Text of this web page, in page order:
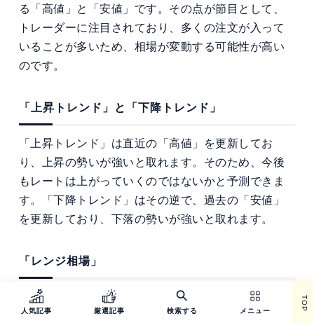
る「高値」と「安値」です。その点が節目として、
トレーダーに注目されており、多くの注文が入って
いることが多いため、相場が変動する可能性が高い
のです。
「上昇トレンド」と「下降トレンド」
「上昇トレンド」は直近の「高値」を更新してお
り、上昇の勢いが強いと取れます。そのため、今後
もレートは上がっていくのではないかと予測できま
す。「下降トレンド」はその逆で、過去の「安値」
を更新しており、下落の勢いが強いと取れます。
「レンジ相場」
「高値」も「安値」も大きく更新することなく、一
定の幅で行ったり来たりするもみ合いのレートを
人気記事 厳選記事 検索する メニュー TOP